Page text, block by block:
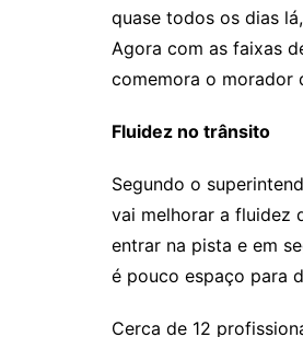
quase todos os dias
Agora com as faixas
comemora o morador
Fluidez no trânsito
Segundo o
vai melhorar a fluidez
entrar na pista e em
é pouco espaço para
Cerca de 12